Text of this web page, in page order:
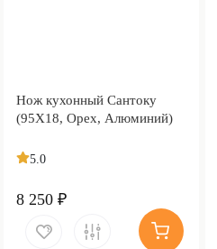
Нож кухонный Сантоку
(95Х18, Орех, Алюминий)
5.0
8 250 ₽